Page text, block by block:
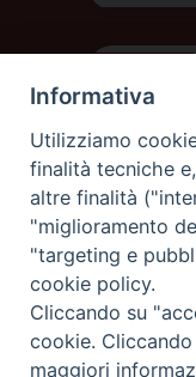
Informativa
Utilizziamo
finalità tecniche
altre finalità
"miglioramento
"targeting e
cookie policy.
Cliccando su
cookie.
maggiori